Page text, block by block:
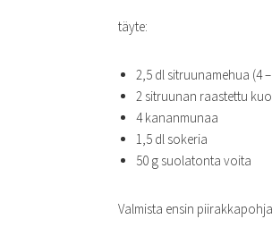
täyte:
2,5 dl sitruunamehua (4
2 sitruunan raastettu
4 kananmunaa
1,5 dl sokeria
50 g suolatonta voita
Valmista ensin